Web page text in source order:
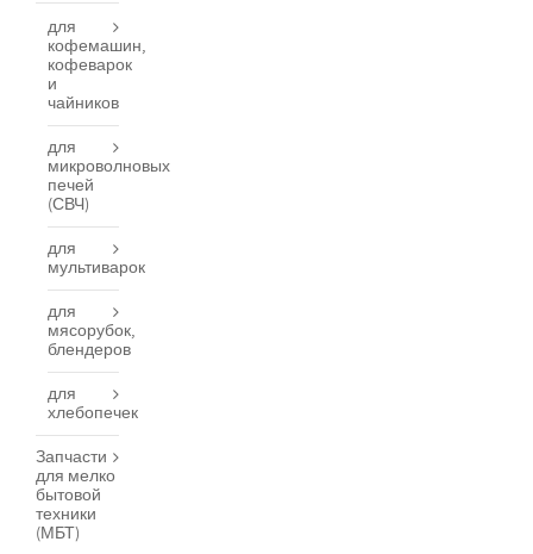
для
кофемашин,
кофеварок
и
чайников
для
микроволновых
печей
(СВЧ)
для
мультиварок
для
мясорубок,
блендеров
для
хлебопечек
Запчасти
для мелко
бытовой
техники
(МБТ)